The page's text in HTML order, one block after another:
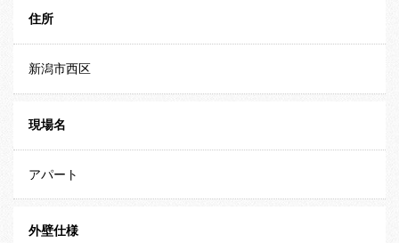
住所
新潟市西区
現場名
アパート
外壁仕様